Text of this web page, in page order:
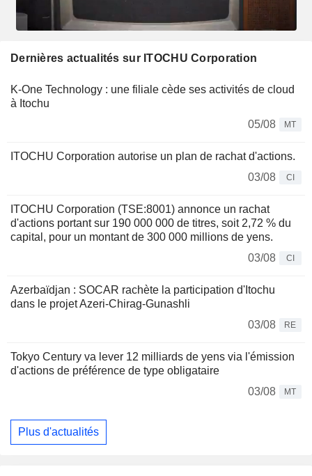
Dernières actualités sur ITOCHU Corporation
K-One Technology : une filiale cède ses activités de cloud
à Itochu
05/08
MT
ITOCHU Corporation autorise un plan de rachat d'actions.
03/08
CI
ITOCHU Corporation (TSE:8001) annonce un rachat
d'actions portant sur 190 000 000 de titres, soit 2,72 % du
capital, pour un montant de 300 000 millions de yens.
03/08
CI
Azerbaïdjan : SOCAR rachète la participation d'Itochu
dans le projet Azeri-Chirag-Gunashli
03/08
RE
Tokyo Century va lever 12 milliards de yens via l'émission
d'actions de préférence de type obligataire
03/08
MT
Plus d'actualités